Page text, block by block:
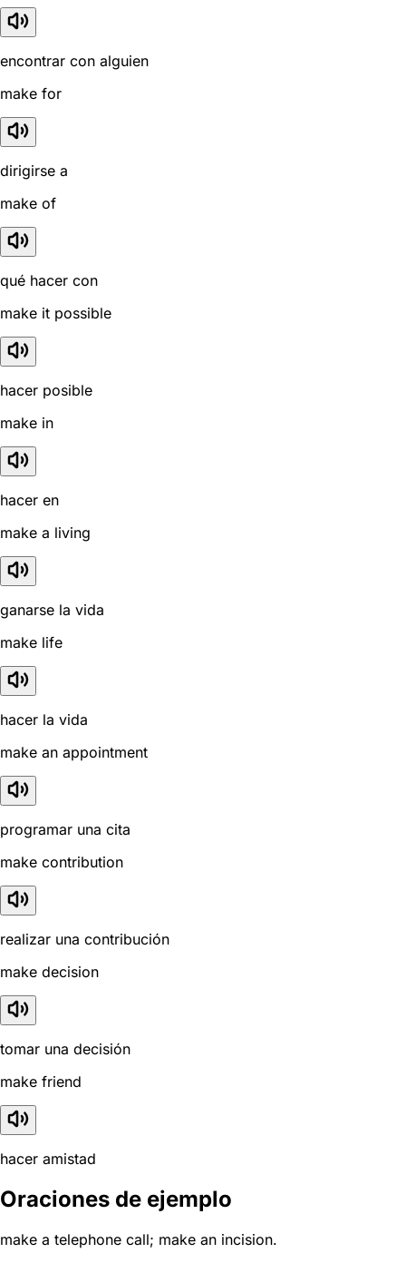
encontrar con alguien
make for
dirigirse a
make of
qué hacer con
make it possible
hacer posible
make in
hacer en
make a living
ganarse la vida
make life
hacer la vida
make an appointment
programar una cita
make contribution
realizar una contribución
make decision
tomar una decisión
make friend
hacer amistad
Oraciones de ejemplo
make a telephone call; make an incision.